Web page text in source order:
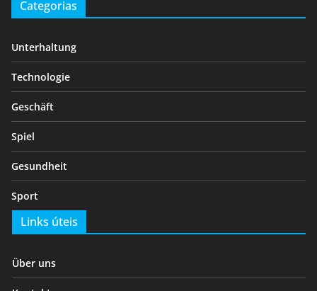
Categorias
Unterhaltung
Technologie
Geschäft
Spiel
Gesundheit
Sport
Links úteis
Über uns